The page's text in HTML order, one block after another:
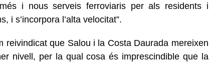
i nous serveis ferroviaris per als residents i
i s’incorpora l’alta velocitat”.
reivindicat que Salou i la Costa Daurada mereixen
nivell, per la qual cosa és imprescindible que la